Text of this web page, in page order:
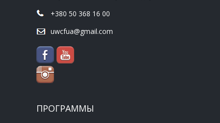
+380 50 368 16 00
uwcfua@gmail.com
ПРОГРАММЫ